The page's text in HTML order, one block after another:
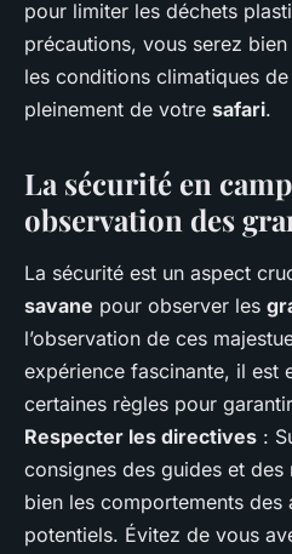
pour limiter les déchets
précautions, vous serez
les conditions climatiques de
pleinement de votre safari.
La sécurité en
observation des
La sécurité est un aspect
savane pour observer les
l’observation de ces
expérience fascinante, il est
certaines règles pour
Respecter les directives :
consignes des guides et des
bien les comportements des
potentiels. Évitez de vous